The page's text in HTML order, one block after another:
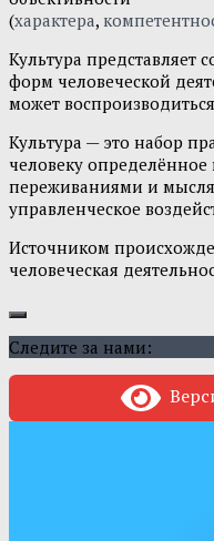
(характера,
Культура представляет
форм человеческой
может
Культура — это набор
человеку
переживаниями и
управленческое
Источником
человеческая
Следите за нами: